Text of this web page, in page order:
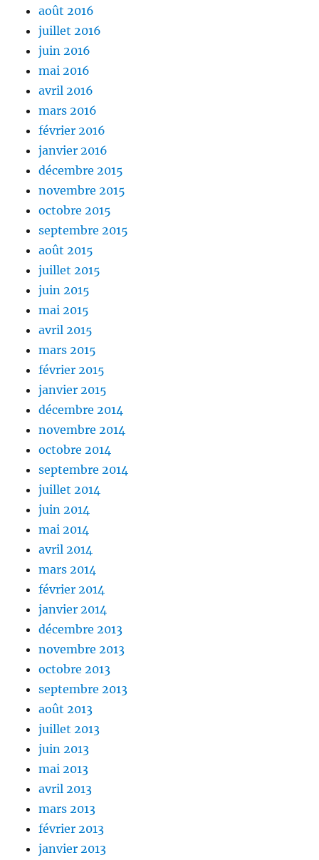
août 2016
juillet 2016
juin 2016
mai 2016
avril 2016
mars 2016
février 2016
janvier 2016
décembre 2015
novembre 2015
octobre 2015
septembre 2015
août 2015
juillet 2015
juin 2015
mai 2015
avril 2015
mars 2015
février 2015
janvier 2015
décembre 2014
novembre 2014
octobre 2014
septembre 2014
juillet 2014
juin 2014
mai 2014
avril 2014
mars 2014
février 2014
janvier 2014
décembre 2013
novembre 2013
octobre 2013
septembre 2013
août 2013
juillet 2013
juin 2013
mai 2013
avril 2013
mars 2013
février 2013
janvier 2013